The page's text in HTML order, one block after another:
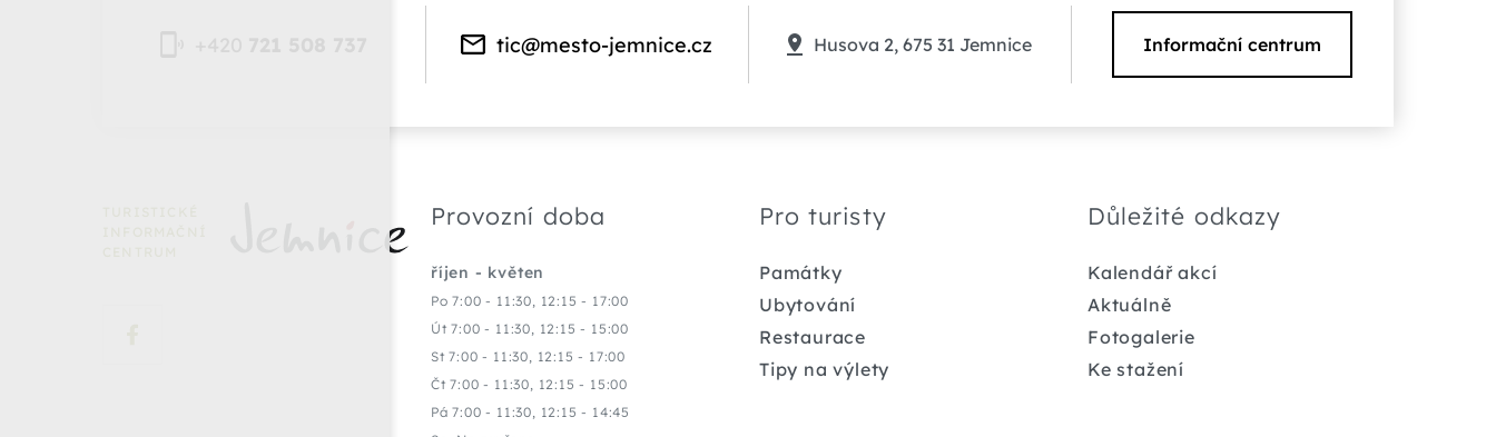
tic@mesto-jemnice.cz Husova 2, 675 31 Jemnice Informační centrum
Provozní doba
říjen - květen
Po 7:00 - 11:30, 12:15 - 17:00
Út 7:00 - 11:30, 12:15 - 15:00
St 7:00 - 11:30, 12:15 - 17:00
Čt 7:00 - 11:30, 12:15 - 15:00
Pá 7:00 - 11:30, 12:15 - 14:45
Pro turisty
Památky
Ubytování
Restaurace
Tipy na výlety
Důležité odkazy
Kalendář akcí
Aktuálně
Fotogalerie
Ke stažení